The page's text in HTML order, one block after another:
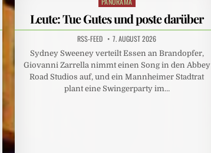
in
Leute: Tue Gutes und poste darüber
RSS-FEED 7. AUGUST 2026
Sydney Sweeney verteilt Essen an Brandopfer,
Giovanni Zarrella nimmt einen Song in den Abbey
Road Studios auf, und ein Mannheimer Stadtrat
plant eine Swingerparty im…